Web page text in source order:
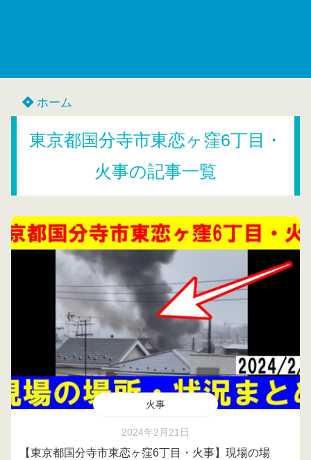
ホーム
東京都国分寺市東恋ヶ窪6丁目・
火事の記事一覧
火事
2024年2月21日
【東京都国分寺市東恋ヶ窪6丁目・火事】現場の場